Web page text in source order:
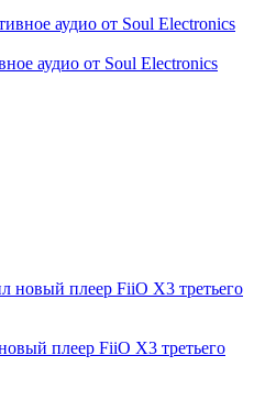
аудио от Soul Electronics
плеер FiiO X3 третьего